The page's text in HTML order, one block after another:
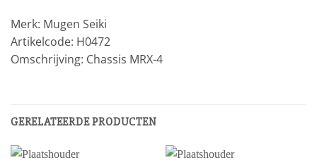
Merk: Mugen Seiki
Artikelcode: H0472
Omschrijving: Chassis MRX-4
GERELATEERDE PRODUCTEN